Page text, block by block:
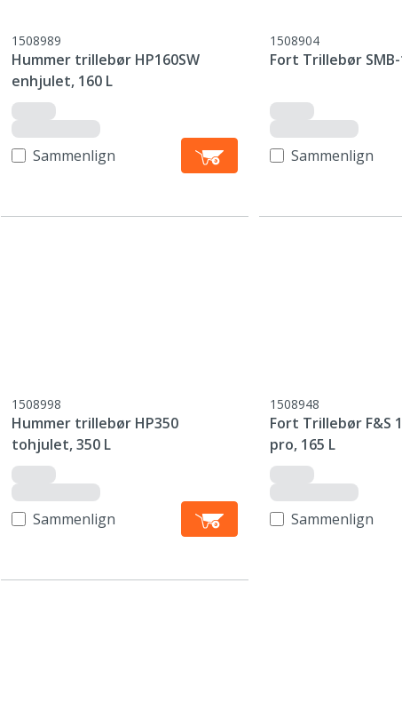
1508989
Hummer trillebør HP160SW
enhjulet, 160 L
Sammenlign
1508904
Fort Trillebør
Sammenlign
1508998
Hummer trillebør HP350
tohjulet, 350 L
Sammenlign
1508948
Fort Trillebør F&S
pro, 165 L
Sammenlign